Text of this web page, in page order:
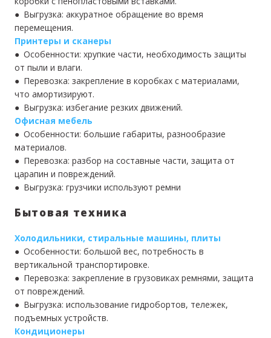
● Выгрузка: аккуратное обращение во время
перемещения.
Принтеры и сканеры
● Особенности: хрупкие части, необходимость защиты
от пыли и влаги.
● Перевозка: закрепление в коробках с материалами,
что амортизируют.
● Выгрузка: избегание резких движений.
Офисная мебель
● Особенности: большие габариты, разнообразие
материалов.
● Перевозка: разбор на составные части, защита от
царапин и повреждений.
● Выгрузка: грузчики используют ремни
Бытовая техника
Холодильники, стиральные машины, плиты
● Особенности: большой вес, потребность в
вертикальной транспортировке.
● Перевозка: закрепление в грузовиках ремнями, защита
от повреждений.
● Выгрузка: использование гидробортов, тележек,
подъемных устройств.
Кондиционеры